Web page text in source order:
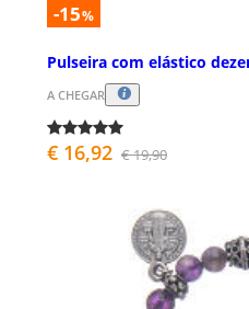
-15%
Pulseira com elástico
A CHEGAR
€ 16,92 € 19,90